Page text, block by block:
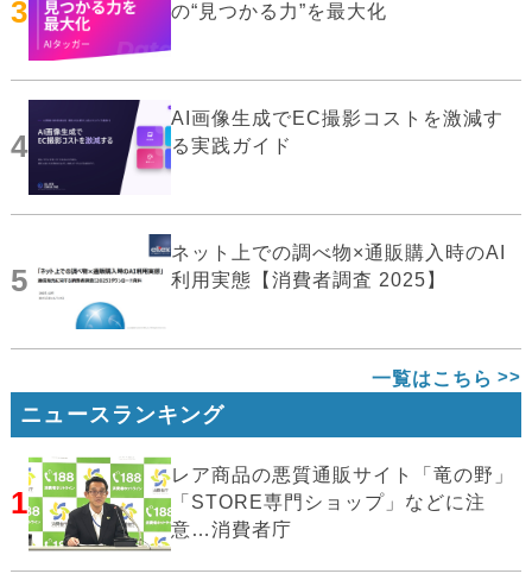
3 の“見つかる力”を最大化
4
AI画像生成でEC撮影コストを激減す
る実践ガイド
5
ネット上での調べ物×通販購入時のAI
利用実態【消費者調査 2025】
一覧はこちら
ニュースランキング
1
レア商品の悪質通販サイト「竜の野」
「STORE専門ショップ」などに注
意…消費者庁